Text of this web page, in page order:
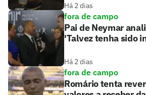
Há 2 dias
fora de campo
Pai de Neymar
'Talvez tenha sido
Há 2 dias
fora de campo
Romário tenta